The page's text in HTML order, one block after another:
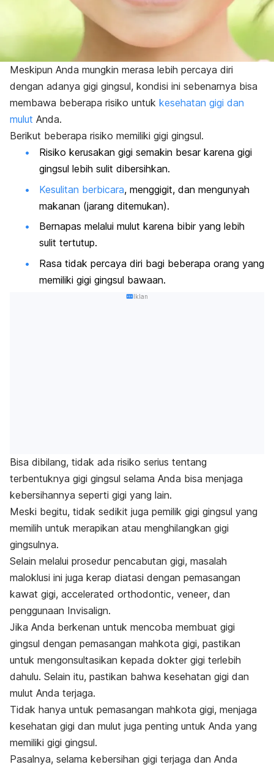
Meskipun Anda mungkin merasa lebih percaya diri
dengan adanya gigi gingsul, kondisi ini sebenarnya bisa
membawa beberapa risiko untuk kesehatan gigi dan
mulut Anda.
Berikut beberapa risiko memiliki gigi gingsul.
Risiko kerusakan gigi semakin besar karena gigi
gingsul lebih sulit dibersihkan.
Kesulitan berbicara, menggigit, dan mengunyah
makanan (jarang ditemukan).
Bernapas melalui mulut karena bibir yang lebih
sulit tertutup.
Rasa tidak percaya diri bagi beberapa orang yang
memiliki gigi gingsul bawaan.
Iklan
Bisa dibilang, tidak ada risiko serius tentang
terbentuknya gigi gingsul selama Anda bisa menjaga
kebersihannya seperti gigi yang lain.
Meski begitu, tidak sedikit juga pemilik gigi gingsul yang
memilih untuk merapikan atau menghilangkan gigi
gingsulnya.
Selain melalui prosedur pencabutan gigi, masalah
maloklusi ini juga kerap diatasi dengan pemasangan
kawat gigi, accelerated orthodontic, veneer, dan
penggunaan Invisalign.
Jika Anda berkenan untuk mencoba membuat gigi
gingsul dengan pemasangan mahkota gigi, pastikan
untuk mengonsultasikan kepada dokter gigi terlebih
dahulu. Selain itu, pastikan bahwa kesehatan gigi dan
mulut Anda terjaga.
Tidak hanya untuk pemasangan mahkota gigi, menjaga
kesehatan gigi dan mulut juga penting untuk Anda yang
memiliki gigi gingsul.
Pasalnya, selama kebersihan gigi terjaga dan Anda